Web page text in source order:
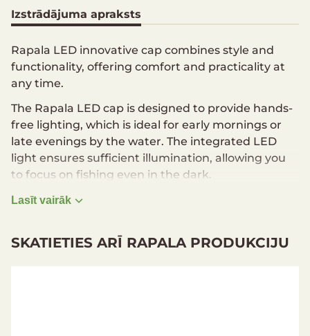
Izstrādājuma apraksts
Rapala LED innovative cap combines style and
functionality, offering comfort and practicality at
any time.
The Rapala LED cap is designed to provide hands-
free lighting, which is ideal for early mornings or
late evenings by the water. The integrated LED
light ensures sufficient illumination, allowing you
to focus on fishing even in the dark.
The hat’s adjustable size and high-quality material
Color: Gray/Camo
Lasīt vairāk
SKATIETIES ARĪ RAPALA PRODUKCIJU